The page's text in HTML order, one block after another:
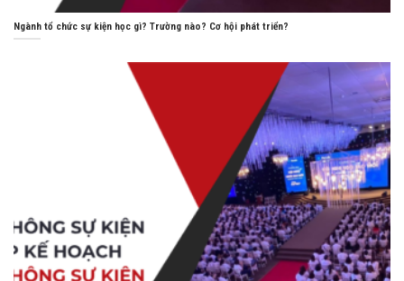
Ngành tổ chức sự kiện học gì? Trường nào? Cơ hội phát triển?